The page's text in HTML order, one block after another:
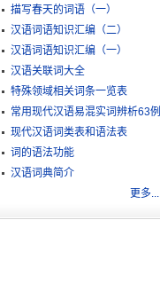
描写春天的词语（一）
汉语词语知识汇编（二）
汉语词语知识汇编（一）
汉语关联词大全
特殊领域相关词条一览表
常用现代汉语易混实词辨析63例
现代汉语词类表和语法表
词的语法功能
汉语词典简介
更多...